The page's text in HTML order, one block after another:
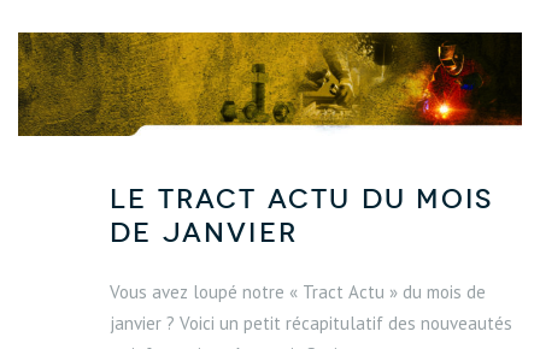
Le Tract Actu du mois
de janvier
Vous avez loupé notre « Tract Actu » du mois de
janvier ? Voici un petit récapitulatif des nouveautés